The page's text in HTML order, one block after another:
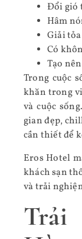
Đổi gió
Hâm
Giải
Có
Tạo
Trong cuộc
khăn trong
và cuộc
gian đẹp,
cần thiết để
Eros Hotel
khách sạn
và trải
Trải